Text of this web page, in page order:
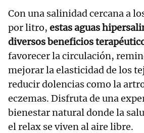
Con una salinidad cercana a
por litro, estas aguas
diversos beneficios
favorecer la circulación,
mejorar la elasticidad de los
reducir dolencias como la
eczemas. Disfruta de una
bienestar natural donde la
el relax se viven al aire libre.